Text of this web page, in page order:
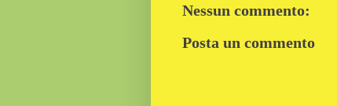
Nessun commento:
Posta un commento